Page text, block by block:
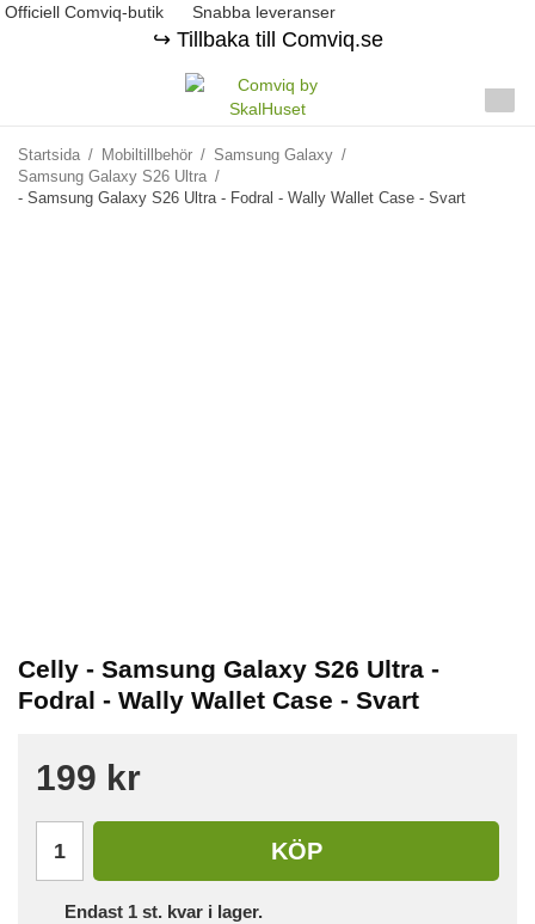
Officiell Comviq-butik Snabba leveranser
↪️ Tillbaka till Comviq.se
Startsida / Mobiltillbehör / Samsung Galaxy /
Samsung Galaxy S26 Ultra /
- Samsung Galaxy S26 Ultra - Fodral - Wally Wallet Case - Svart
Celly - Samsung Galaxy S26 Ultra -
Fodral - Wally Wallet Case - Svart
199 kr
KÖP
Endast 1 st. kvar i lager.